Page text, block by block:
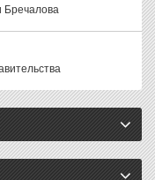
Бречалова